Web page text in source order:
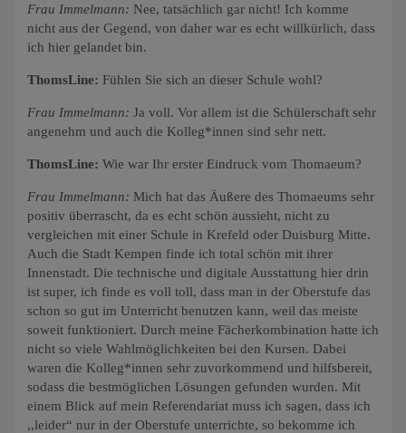
Frau Immelmann: Nee, tatsächlich gar nicht! Ich komme
nicht aus der Gegend, von daher war es echt willkürlich, dass
ich hier gelandet bin.
ThomsLine: Fühlen Sie sich an dieser Schule wohl?
Frau Immelmann: Ja voll. Vor allem ist die Schülerschaft sehr
angenehm und auch die Kolleg*innen sind sehr nett.
ThomsLine: Wie war Ihr erster Eindruck vom Thomaeum?
Frau Immelmann: Mich hat das Äußere des Thomaeums sehr
positiv überrascht, da es echt schön aussieht, nicht zu
vergleichen mit einer Schule in Krefeld oder Duisburg Mitte.
Auch die Stadt Kempen finde ich total schön mit ihrer
Innenstadt. Die technische und digitale Ausstattung hier drin
ist super, ich finde es voll toll, dass man in der Oberstufe das
schon so gut im Unterricht benutzen kann, weil das meiste
soweit funktioniert. Durch meine Fächerkombination hatte ich
nicht so viele Wahlmöglichkeiten bei den Kursen. Dabei
waren die Kolleg*innen sehr zuvorkommend und hilfsbereit,
sodass die bestmöglichen Lösungen gefunden wurden. Mit
einem Blick auf mein Referendariat muss ich sagen, dass ich
,,leider“ nur in der Oberstufe unterrichte, so bekomme ich